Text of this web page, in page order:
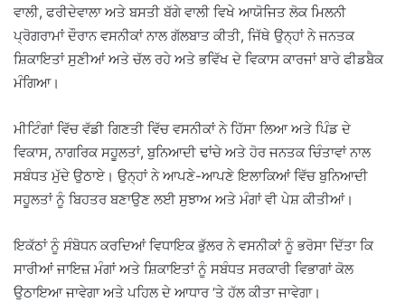
ਵਾਲੀ, ਫਰੀਦੇਵਾਲਾ ਅਤੇ ਬਸਤੀ ਬੱਗੇ ਵਾਲੀ ਵਿਖੇ ਆਯੋਜਿਤ ਲੋਕ ਮਿਲਨੀ
ਪ੍ਰੋਗਰਾਮਾਂ ਦੌਰਾਨ ਵਸਨੀਕਾਂ ਨਾਲ ਗੱਲਬਾਤ ਕੀਤੀ, ਜਿੱਥੇ ਉਨ੍ਹਾਂ ਨੇ ਜਨਤਕ
ਸ਼ਿਕਾਇਤਾਂ ਸੁਣੀਆਂ ਅਤੇ ਚੱਲ ਰਹੇ ਅਤੇ ਭਵਿੱਖ ਦੇ ਵਿਕਾਸ ਕਾਰਜਾਂ ਬਾਰੇ ਫੀਡਬੈਕ
ਮੰਗਿਆ।
ਮੀਟਿੰਗਾਂ ਵਿੱਚ ਵੱਡੀ ਗਿਣਤੀ ਵਿੱਚ ਵਸਨੀਕਾਂ ਨੇ ਹਿੱਸਾ ਲਿਆ ਅਤੇ ਪਿੰਡ ਦੇ
ਵਿਕਾਸ, ਨਾਗਰਿਕ ਸਹੂਲਤਾਂ, ਬੁਨਿਆਦੀ ਢਾਂਚੇ ਅਤੇ ਹੋਰ ਜਨਤਕ ਚਿੰਤਾਵਾਂ ਨਾਲ
ਸਬੰਧਤ ਮੁੱਦੇ ਉਠਾਏ। ਉਨ੍ਹਾਂ ਨੇ ਆਪਣੇ-ਆਪਣੇ ਇਲਾਕਿਆਂ ਵਿੱਚ ਬੁਨਿਆਦੀ
ਸਹੂਲਤਾਂ ਨੂੰ ਬਿਹਤਰ ਬਣਾਉਣ ਲਈ ਸੁਝਾਅ ਅਤੇ ਮੰਗਾਂ ਵੀ ਪੇਸ਼ ਕੀਤੀਆਂ।
ਇਕੱਠਾਂ ਨੂੰ ਸੰਬੋਧਨ ਕਰਦਿਆਂ ਵਿਧਾਇਕ ਭੁੱਲਰ ਨੇ ਵਸਨੀਕਾਂ ਨੂੰ ਭਰੋਸਾ ਦਿੱਤਾ ਕਿ
ਸਾਰੀਆਂ ਜਾਇਜ਼ ਮੰਗਾਂ ਅਤੇ ਸ਼ਿਕਾਇਤਾਂ ਨੂੰ ਸਬੰਧਤ ਸਰਕਾਰੀ ਵਿਭਾਗਾਂ ਕੋਲ
ਉਠਾਇਆ ਜਾਵੇਗਾ ਅਤੇ ਪਹਿਲ ਦੇ ਆਧਾਰ ‘ਤੇ ਹੱਲ ਕੀਤਾ ਜਾਵੇਗਾ।